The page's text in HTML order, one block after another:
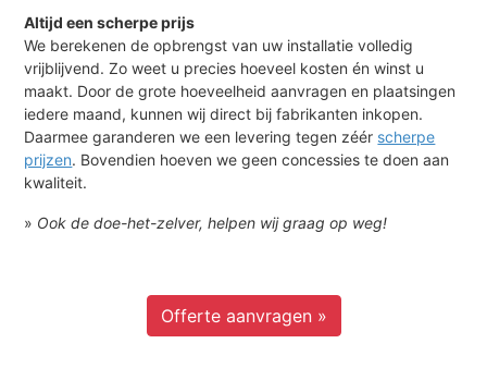
Altijd een scherpe prijs
We berekenen de opbrengst van uw installatie volledig
vrijblijvend. Zo weet u precies hoeveel kosten én winst u
maakt. Door de grote hoeveelheid aanvragen en plaatsingen
iedere maand, kunnen wij direct bij fabrikanten inkopen.
Daarmee garanderen we een levering tegen zéér scherpe
prijzen. Bovendien hoeven we geen concessies te doen aan
kwaliteit.
» Ook de doe-het-zelver, helpen wij graag op weg!
Offerte aanvragen »